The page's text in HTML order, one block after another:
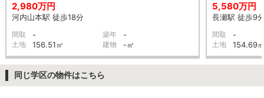
2,980万円
河内山本駅 徒歩18分
間取 - 築年 -
土地 156.51㎡ 建物 -㎡
5,580万円
長瀬駅 徒歩9
間取 -
土地 154.69
同じ学区の物件はこちら